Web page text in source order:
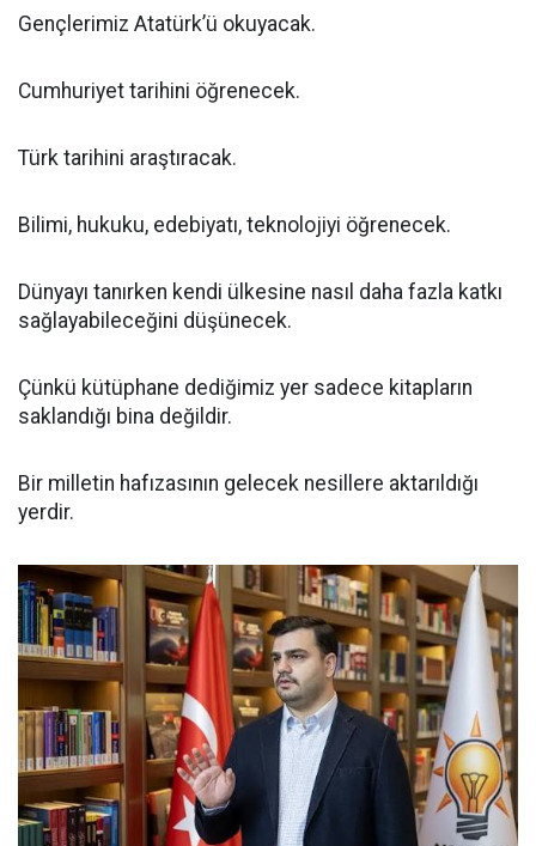
Gençlerimiz Atatürk’ü okuyacak.
Cumhuriyet tarihini öğrenecek.
Türk tarihini araştıracak.
Bilimi, hukuku, edebiyatı, teknolojiyi öğrenecek.
Dünyayı tanırken kendi ülkesine nasıl daha fazla katkı
sağlayabileceğini düşünecek.
Çünkü kütüphane dediğimiz yer sadece kitapların
saklandığı bina değildir.
Bir milletin hafızasının gelecek nesillere aktarıldığı
yerdir.